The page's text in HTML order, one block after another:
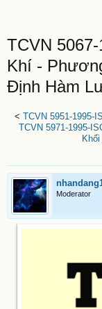
TCVN
Khí -
Định Hàm
< TCVN 5951-1995-
TCVN 5971-1995-
Moderator